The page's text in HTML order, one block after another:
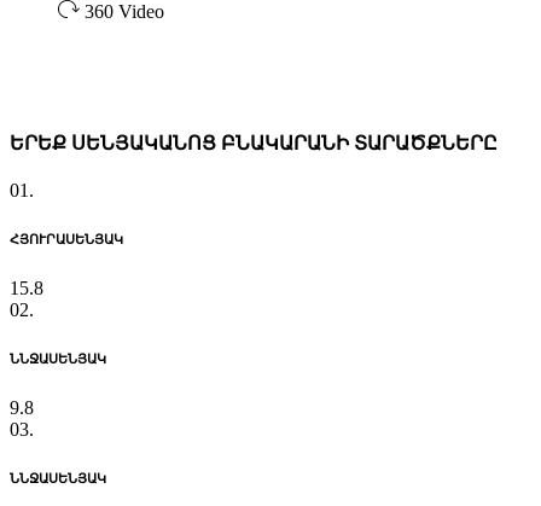
360 Video
ԵՐԵՔ ՍԵՆՅԱԿԱՆՈՑ ԲՆԱԿԱՐԱՆԻ ՏԱՐԱԾՔՆԵՐԸ
01.
ՀՅՈՒՐԱՍԵՆՅԱԿ
15.8
02.
ՆՆՋԱՍԵՆՅԱԿ
9.8
03.
ՆՆՋԱՍԵՆՅԱԿ